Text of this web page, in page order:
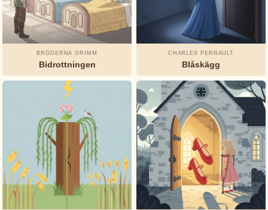
Jeanne-
Marie
Leprince
Beaumont
Baum
Munro
Leaf
Okänd
BRÖDERNA GRIMM
Bidrottningen
CHARLES PERRAULT
Blåskägg